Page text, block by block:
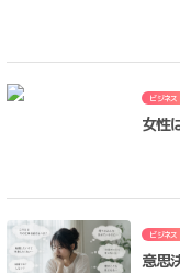
ビジネス
女性
ビジネス
意思